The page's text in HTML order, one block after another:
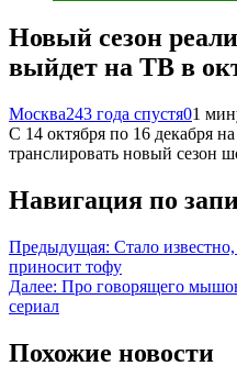
Новый сезон
выйдет на ТВ в
Москва243 года спустя01
С 14 октября по 16 декабря
транслировать новый сезон
Навигация по
Предыдущая: Стало
приносит тофу
Далее: Про говорящего
сериал
Похожие новости